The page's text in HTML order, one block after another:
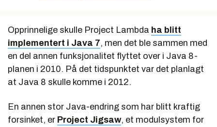
Opprinnelige skulle Project Lambda ha blitt
implementert i Java 7, men det ble sammen med
en del annen funksjonalitet flyttet over i Java 8-
planen i 2010. På det tidspunktet var det planlagt
at Java 8 skulle komme i 2012.
En annen stor Java-endring som har blitt kraftig
forsinket, er Project Jigsaw, et modulsystem for